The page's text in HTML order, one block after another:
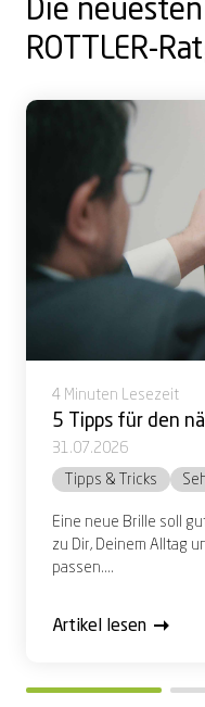
Die
ROTTLER-
4 Minuten Lesezeit
5 Tipps für den
31.07.2026
Tipps & Tricks
Eine neue Brille soll
zu Dir, Deinem Alltag
passen....
Artikel lesen